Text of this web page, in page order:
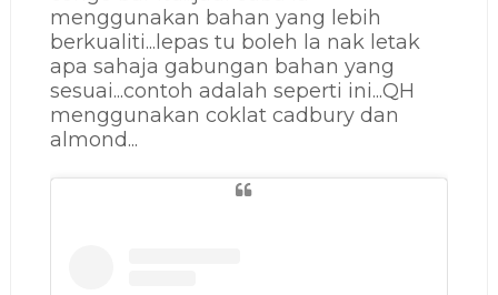
menggunakan bahan yang lebih
berkualiti...lepas tu boleh la nak letak
apa sahaja gabungan bahan yang
sesuai...contoh adalah seperti ini...QH
menggunakan coklat cadbury dan
almond...